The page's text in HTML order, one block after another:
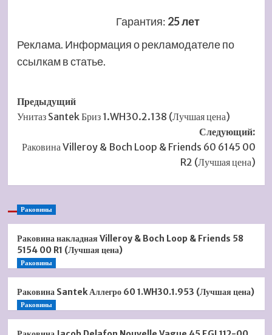
Гарантия: 25 лет
Реклама. Информация о рекламодателе по
ссылкам в статье.
Навигация
записи
Предыдущий
Унитаз Santek Бриз 1.WH30.2.138 (Лучшая цена)
Следующий:
Раковина Villeroy & Boch Loop & Friends 60 6145 00
R2 (Лучшая цена)
Раковины
Раковина накладная Villeroy & Boch Loop & Friends 58
5154 00 R1 (Лучшая цена)
Раковины
Раковина Santek Аллегро 60 1.WH30.1.953 (Лучшая цена)
Раковины